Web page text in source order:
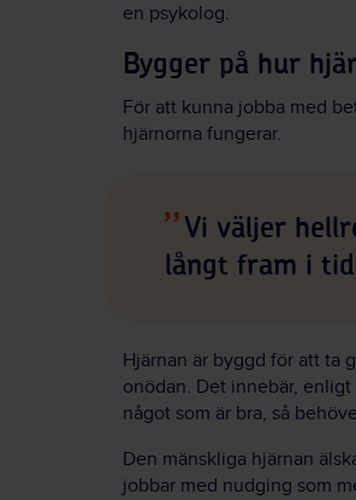
en psykolog.
Bygger på hur
För att kunna jobba med
hjärnorna fungerar.
Vi väljer
långt fram i
Hjärnan är byggd för att ta
onödan. Det innebär,
något som är bra, så
Den mänskliga hjärnan
jobbar med nudging som